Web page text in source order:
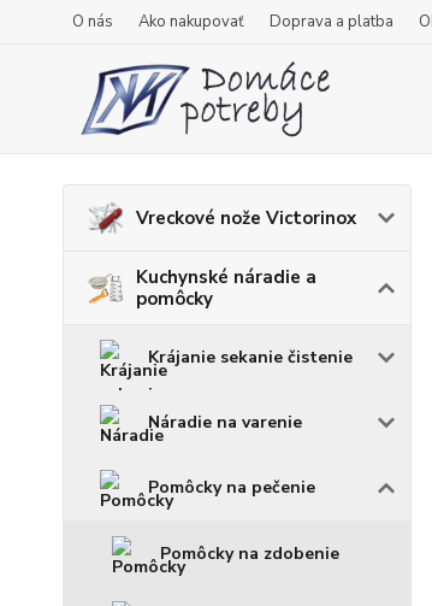
O nás Ako nakupovať Doprava a platba
Vreckové nože Victorinox
Kuchynské náradie a
pomôcky
Krájanie sekanie čistenie
Náradie na varenie
Pomôcky na pečenie
Pomôcky na zdobenie